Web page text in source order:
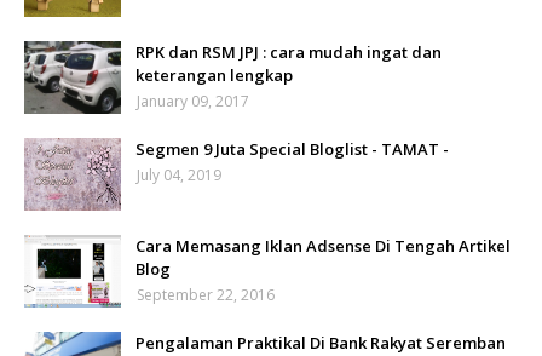
RPK dan RSM JPJ : cara mudah ingat dan
keterangan lengkap
January 09, 2017
Segmen 9 Juta Special Bloglist - TAMAT -
July 04, 2019
Cara Memasang Iklan Adsense Di Tengah Artikel
Blog
September 22, 2016
Pengalaman Praktikal Di Bank Rakyat Seremban